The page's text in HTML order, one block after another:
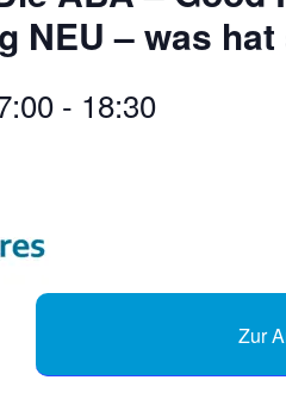
NEU – was
- 18:30
Zur